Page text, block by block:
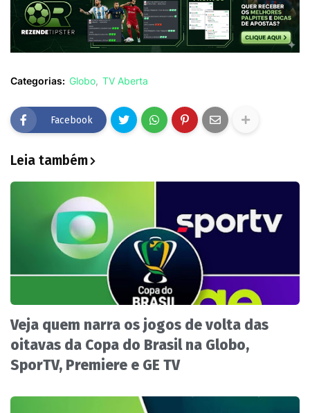
Categorias: Globo TV Aberta
Facebook
Leia também
Veja quem narra os jogos de volta das
oitavas da Copa do Brasil na Globo,
SporTV, Premiere e GE TV